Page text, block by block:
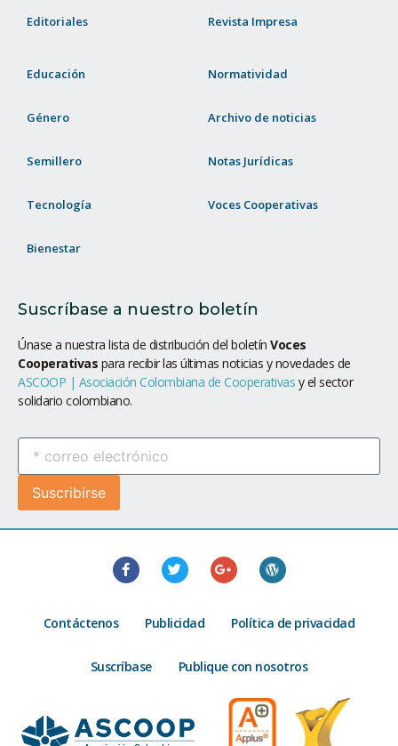
Editoriales Revista Impresa
Educación
Género
Semillero
Tecnología
Bienestar
Normatividad
Archivo de noticias
Notas Jurídicas
Voces Cooperativas
Suscríbase a nuestro boletín
Únase a nuestra lista de distribución del boletín Voces
Cooperativas para recibir las últimas noticias y novedades de
ASCOOP | Asociación Colombiana de Cooperativas y el sector
solidario colombiano.
Contáctenos Publicidad Política de privacidad
Suscríbase Publique con nosotros